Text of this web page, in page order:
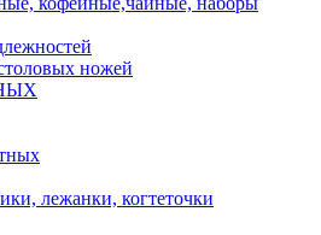
ножей
лежанки, когтеточки